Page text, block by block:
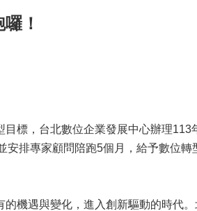
！
標，台北數位企業發展中心辦理113
排專家顧問陪跑5個月，給予數位轉
機遇與變化，進入創新驅動的時代。